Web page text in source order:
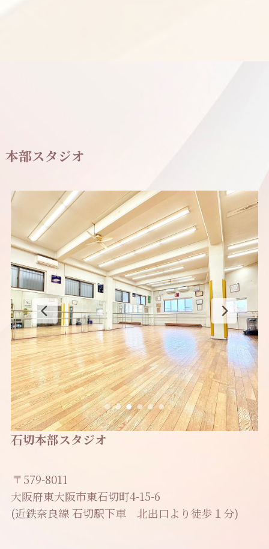
本部スタジオ
石切本部スタジオ
579-8011
大阪府東大阪市東石切町4-15-6
(近鉄奈良線 石切駅下車 北出口より徒歩１分)